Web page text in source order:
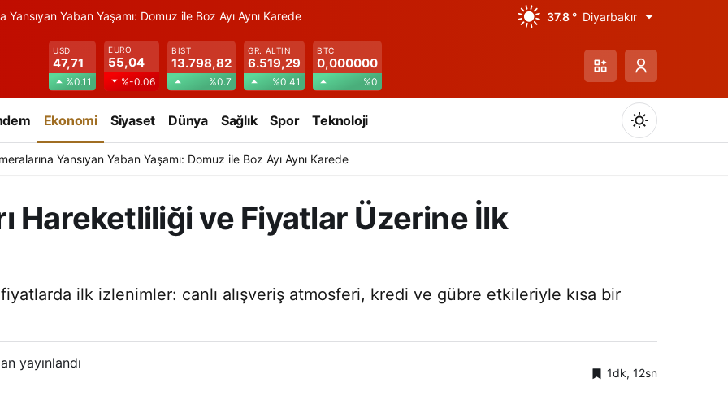
Yansıyan Yaban Yaşamı: Domuz ile Boz Ayı Aynı Karede 37.8 ° Diyarbakır
USD
47,71
%0.11
EURO
55,04
%-0.06
BIST
13.798,82
%0.7
GR. ALTIN
6.519,29
%0.41
BTC
0,000000
%0
Ekonomi Siyaset Dünya Sağlık Spor Teknoloji
Yansıyan Yaban Yaşamı: Domuz ile Boz Ayı Aynı Karede
Hareketliliği ve Fiyatlar Üzerine İlk
ilk izlenimler: canlı alışveriş atmosferi, kredi ve gübre etkileriyle kısa bir
yayınlandı
1dk, 12sn